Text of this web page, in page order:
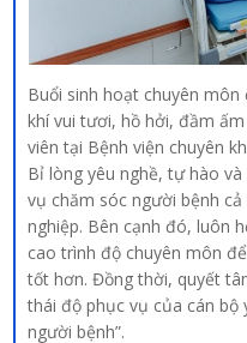
Buổi sinh hoạt chuyên
khí vui tươi, hồ hởi, đầm
viên tại Bệnh viện chuyên
Bỉ lòng yêu nghề, tự hào
vụ chăm sóc người bệnh
nghiệp. Bên cạnh đó, luôn
cao trình độ chuyên môn
tốt hơn. Đồng thời, quyết
thái độ phục vụ của cán
người bệnh”.